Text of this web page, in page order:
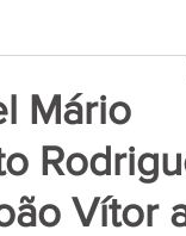
Mário
Vítor